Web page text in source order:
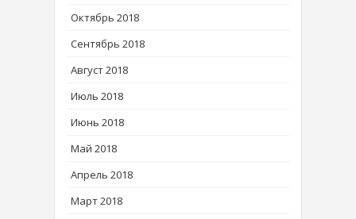
Октябрь 2018
Сентябрь 2018
Август 2018
Июль 2018
Июнь 2018
Май 2018
Апрель 2018
Март 2018